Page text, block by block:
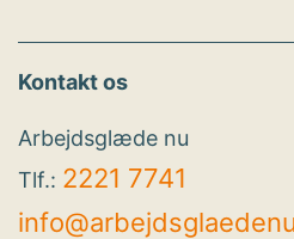
Kontakt os
Arbejdsglæde nu
Tlf.: 2221 7741